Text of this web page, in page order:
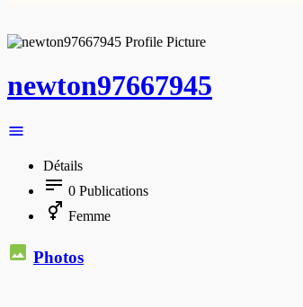
newton97667945
Détails
0 Publications
Femme
Photos